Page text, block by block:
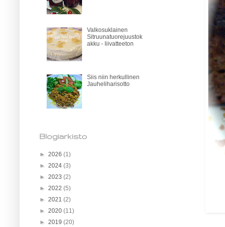
Valkosuklainen
Sitruunatuorejuustok
akku - liivatteeton
Siis niin herkullinen
Jauheliharisotto
Blogiarkisto
► 2026 (1)
► 2024 (3)
► 2023 (2)
► 2022 (5)
► 2021 (2)
► 2020 (11)
► 2019 (20)